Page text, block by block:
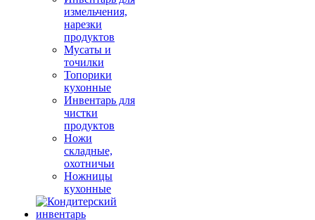
измельчения,
нарезки
продуктов
Мусаты и
точилки
Топорики
кухонные
Инвентарь для
чистки
продуктов
Ножи
складные,
охотничьи
Ножницы
кухонные